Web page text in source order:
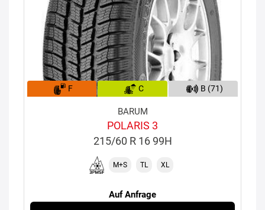
F C B (71)
BARUM
POLARIS 3
215/60 R 16 99H
M+S TL XL
Auf Anfrage